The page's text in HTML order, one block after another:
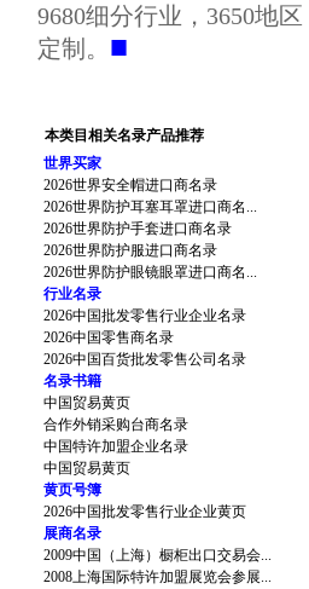
9680细分行业，3650地
定制。 ■
本类目相关名录产品推荐
世界买家
2026世界安全帽进口商名录
2026世界防护耳塞耳罩进口商名...
2026世界防护手套进口商名录
2026世界防护服进口商名录
2026世界防护眼镜眼罩进口商名...
行业名录
2026中国批发零售行业企业名录
2026中国零售商名录
2026中国百货批发零售公司名录
名录书籍
中国贸易黄页
合作外销采购台商名录
中国特许加盟企业名录
中国贸易黄页
黄页号簿
2026中国批发零售行业企业黄页
展商名录
2009中国（上海）橱柜出口交易会...
2008上海国际特许加盟展览会参展...